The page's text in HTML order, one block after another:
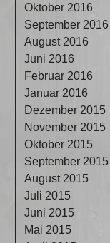
Oktober 2016
September 2016
August 2016
Juni 2016
Februar 2016
Januar 2016
Dezember 2015
November 2015
Oktober 2015
September 2015
August 2015
Juli 2015
Juni 2015
Mai 2015